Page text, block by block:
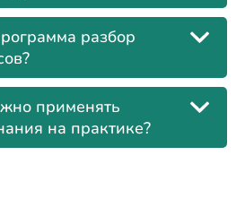
разбор
применять
на практике?